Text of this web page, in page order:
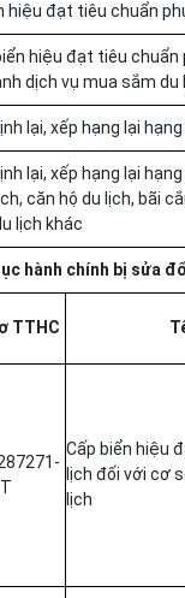
hiệu đạt tiêu chuẩn
hiệu đạt tiêu
dịch vụ mua sắm du
lại, xếp hạng lại
lại, xếp hạng lại
căn hộ du lịch, bãi
lịch khác
hành chính bị sửa đổ
TTHC
Cấp biển hiệu
lịch đối với cơ
lịch